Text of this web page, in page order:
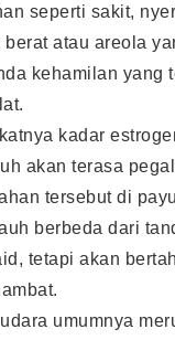
seperti sakit,
berat atau areola
kehamilan yang
kadar
akan terasa
tersebut di
berbeda dari
tetapi akan
umumnya